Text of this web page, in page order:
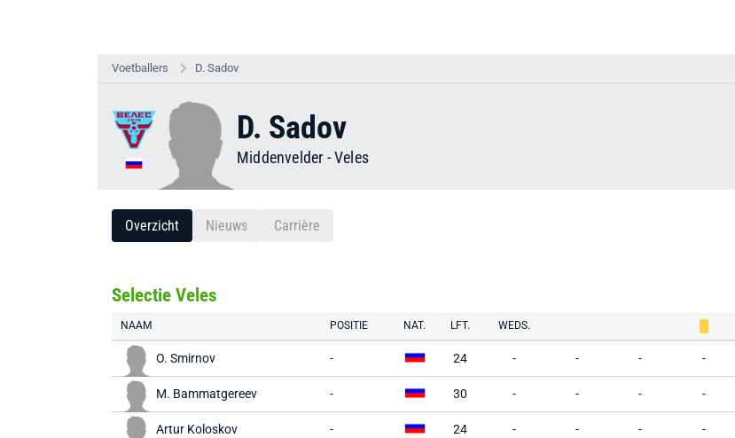
Voetballers D. Sadov
D. Sadov
Middenvelder -Veles
Overzicht Nieuws Carrière
Selectie Veles
NAAM POSITIE NAT. LFT. WEDS.
O. Smirnov - 24 - - - -
M. Bammatgereev - 30 - - - -
Artur Koloskov - 24 - - - -